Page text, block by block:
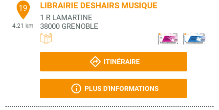
19
4.21 km
LIBRAIRIE DESHAIRS MUSIQUE
1 R LAMARTINE
38000 GRENOBLE
ITINÉRAIRE
PLUS D'INFORMATIONS